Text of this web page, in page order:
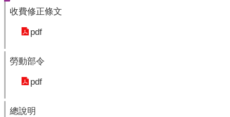
便
民
政
府
訊
收費修正條文
pdf
勞動部令
pdf
總說明